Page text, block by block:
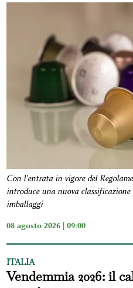
Con l'entrata in vigore del
introduce una nuova classificazione
imballaggi
08 agosto 2026 | 09:00
ITALIA
Vendemmia 2026: il